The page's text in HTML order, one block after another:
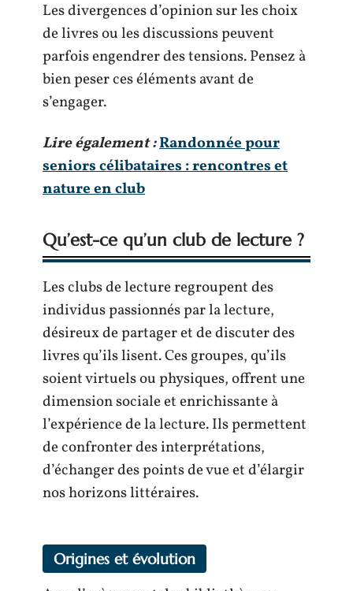
Les divergences d’opinion sur les choix
de livres ou les discussions peuvent
parfois engendrer des tensions. Pensez à
bien peser ces éléments avant de
s’engager.
Lire également :Randonnée pour
seniors célibataires : rencontres et
nature en club
Qu’est-ce qu’un club de lecture ?
Les clubs de lecture regroupent des
individus passionnés par la lecture,
désireux de partager et de discuter des
livres qu’ils lisent. Ces groupes, qu’ils
soient virtuels ou physiques, offrent une
dimension sociale et enrichissante à
l’expérience de la lecture. Ils permettent
de confronter des interprétations,
d’échanger des points de vue et d’élargir
nos horizons littéraires.
Origines et évolution